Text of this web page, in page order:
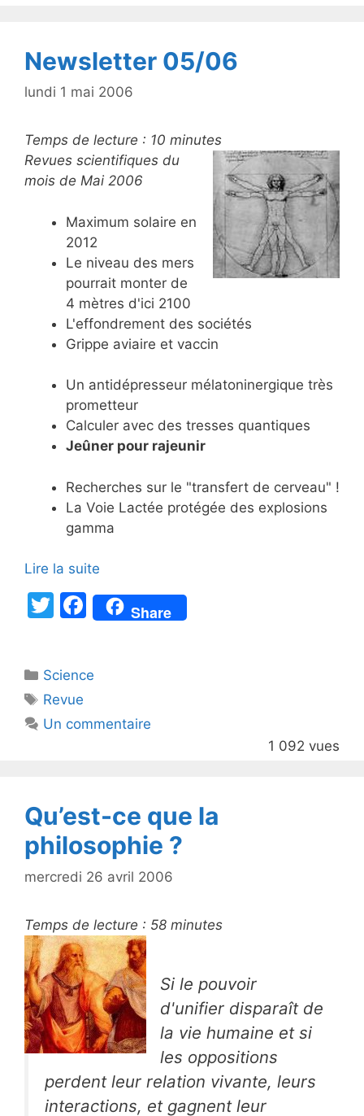
Newsletter 05/06
lundi 1 mai 2006
Temps de lecture : 10 minutes
Revues scientifiques du
mois de Mai 2006
Maximum solaire en
2012
Le niveau des mers
pourrait monter de
4 mètres d'ici 2100
L'effondrement des sociétés
Grippe aviaire et vaccin
Un antidépresseur mélatoninergique très
prometteur
Calculer avec des tresses quantiques
Jeûner pour rajeunir
Recherches sur le "transfert de cerveau" !
La Voie Lactée protégée des explosions
gamma
Lire la suite
T
er
F
a
e
o
Share
Catégories
Science
Étiquettes
Revue
Un commentaire
1 092 vues
Qu’est-ce que la
philosophie ?
mercredi 26 avril 2006
Temps de lecture : 58 minutes
Si le pouvoir
d'unifier disparaît de
la vie humaine et si
les oppositions
perdent leur relation vivante, leurs
interactions, et gagnent leur